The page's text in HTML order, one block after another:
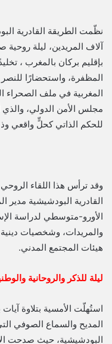
نظّمت الطريقة القادرية
آلاف المريدين، ليلة روحية
بإقليم بركان بالمغرب ،
المظفرة، واستحضارًا
المغربية في ملف الصحراء
مجلس الأمن الدولي، والذي
للحكم الذاتي كحلٍّ واقعي
وقد ترأس هذا اللقاء
القادرية البودشيشية مدير
الأورو-متوسطي لدراسة
والمريدات، وشخصيات دينية
هيئات المجتمع المدني.
ليلة للذكر والروحانية
استُهلّت الأمسية بتلاوة
المديح والسماع الصوفي
البودشيشية، حيث صدحت